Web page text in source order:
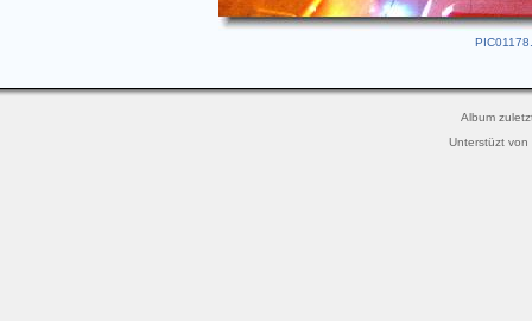
Album
Unterstüzt von